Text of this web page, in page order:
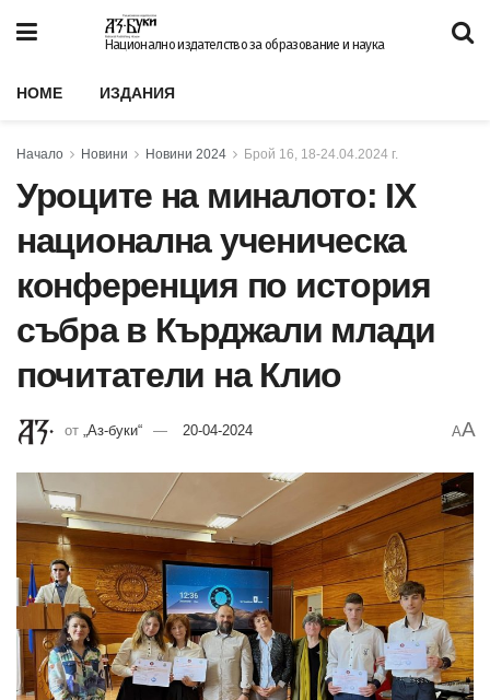
Национално издателство за образование и наука
HOME ИЗДАНИЯ
Начало Новини Новини 2024 Брой 16, 18-24.04.2024 г.
Уроците на миналото: IX
национална ученическа
конференция по история
събра в Кърджали млади
почитатели на Клио
от „Аз-буки“ 20-04-2024 AA